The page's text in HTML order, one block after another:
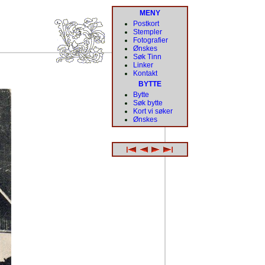
MENY
Postkort
Stempler
Fotografier
Ønskes
Søk Tinn
Linker
Kontakt
BYTTE
Bytte
Søk bytte
Kort vi søker
Ønskes